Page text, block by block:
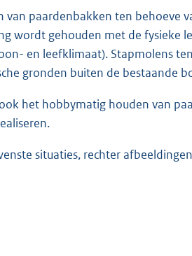
van paardenbakken ten behoeve
wordt gehouden met de fysieke
en leefklimaat). Stapmolens
gronden buiten de bestaande
het hobbymatig houden van
situaties, rechter